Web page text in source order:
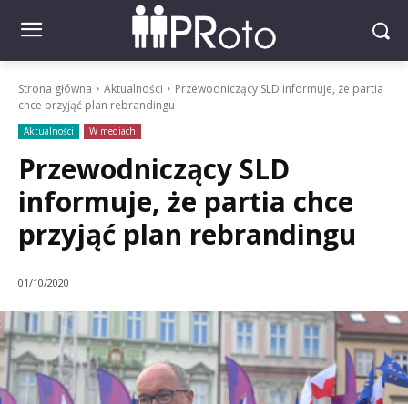
Strona główna Aktualności
Przewodniczący SLD informuje, że partia
chce przyjąć plan rebrandingu
Aktualności W mediach
Przewodniczący SLD
informuje, że partia chce
przyjąć plan rebrandingu
01/10/2020